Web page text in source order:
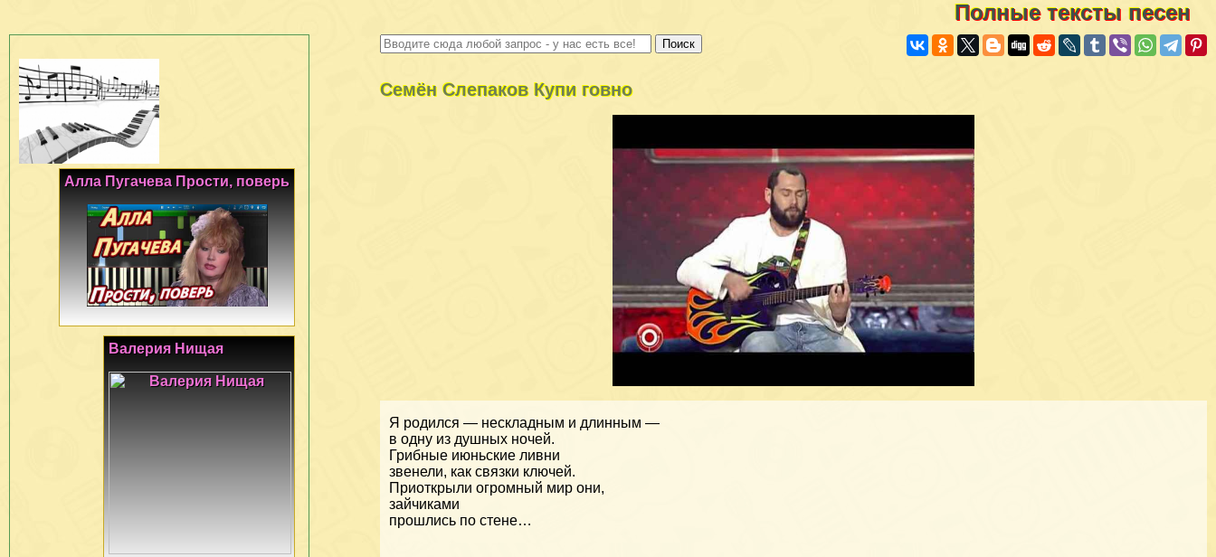
Полные тексты песен
Семён Слепаков Купи гoвно
Я родился — нескладным и длинным —
в одну из душных ночей.
Грибные июньские ливни
звенели, как связки ключей.
Приоткрыли огромный мир они,
зайчиками
прошлись по стене…
Алла Пугачева Прости, поверь
Валерия Нищая